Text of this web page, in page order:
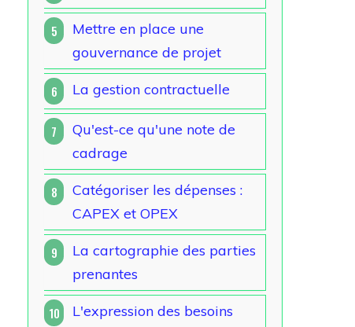
5
Mettre en place une
gouvernance de projet
6 La gestion contractuelle
7
Qu'est-ce qu'une note de
cadrage
8
Catégoriser les dépenses :
CAPEX et OPEX
9
La cartographie des parties
prenantes
10 L'expression des besoins